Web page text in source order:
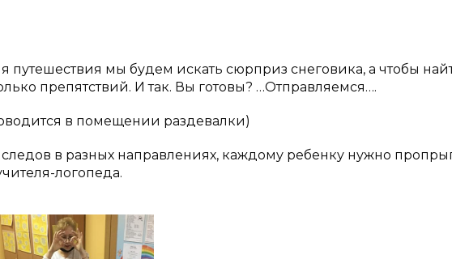
путешествия мы будем искать сюрприз снеговика, а чтобы
препятствий. И так. Вы готовы? …Отправляемся….
в помещении раздевалки)
в разных направлениях, каждому ребенку нужно
логопеда.